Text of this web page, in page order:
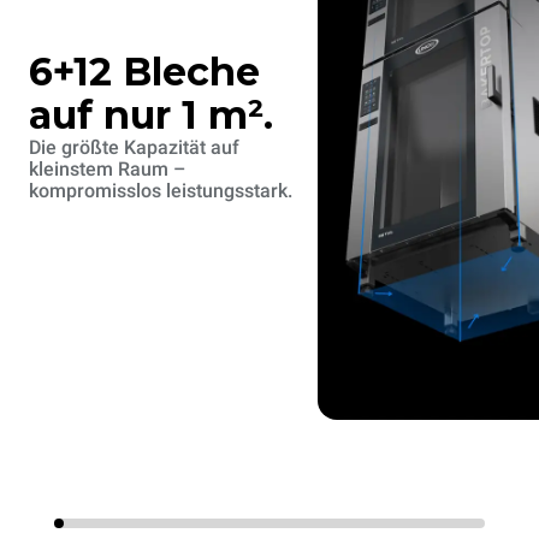
6+12 Bleche
auf nur 1 m².
Die größte Kapazität auf
kleinstem Raum –
kompromisslos leistungsstark.